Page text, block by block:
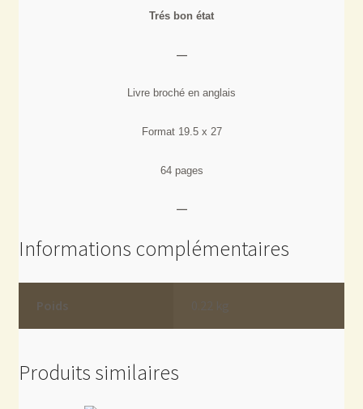
Trés bon état
—
Livre broché en anglais
Format 19.5 x 27
64 pages
—
Informations complémentaires
Poids
Produits similaires